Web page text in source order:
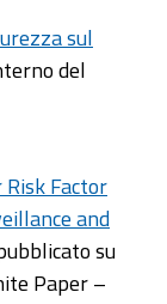
sul
del
Factor
and
su
Paper –